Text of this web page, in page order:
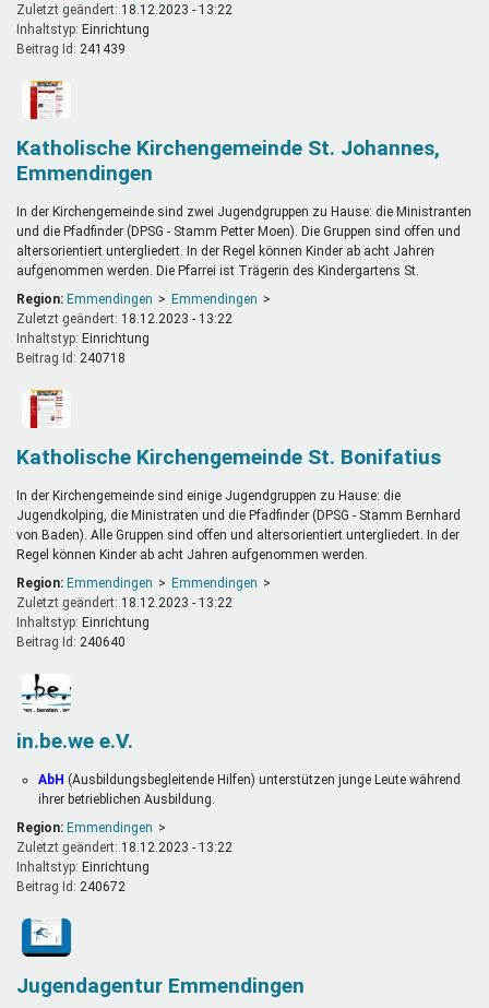
Zuletzt geändert: 18.12.2023 - 13:22
Inhaltstyp:
einrichtung
Beitrag Id: 241439
Katholische Kirchengemeinde St. Johannes,
Emmendingen
In der Kirchengemeinde sind zwei Jugendgruppen zu Hause: die Ministranten
und die Pfadfinder (DPSG - Stamm Petter Moen). Die Gruppen sind offen und
altersorientiert untergliedert. In der Regel können Kinder ab acht Jahren
aufgenommen werden. Die Pfarrei ist Trägerin des Kindergartens St.
Region: Emmendingen
Emmendingen
Zuletzt geändert: 18.12.2023 - 13:22
Inhaltstyp:
einrichtung
Beitrag Id: 240718
Katholische Kirchengemeinde St. Bonifatius
In der Kirchengemeinde sind einige Jugendgruppen zu Hause: die
Jugendkolping, die Ministraten und die Pfadfinder (DPSG - Stamm Bernhard
von Baden). Alle Gruppen sind offen und altersorientiert untergliedert. In der
Regel können Kinder ab acht Jahren aufgenommen werden.
Region: Emmendingen
Emmendingen
Zuletzt geändert: 18.12.2023 - 13:22
Inhaltstyp:
einrichtung
Beitrag Id: 240640
in.be.we e.V.
AbH (Ausbildungsbegleitende Hilfen) unterstützen junge Leute während
ihrer betrieblichen Ausbildung.
Region: Emmendingen
Zuletzt geändert: 18.12.2023 - 13:22
Inhaltstyp:
einrichtung
Beitrag Id: 240672
Jugendagentur Emmendingen